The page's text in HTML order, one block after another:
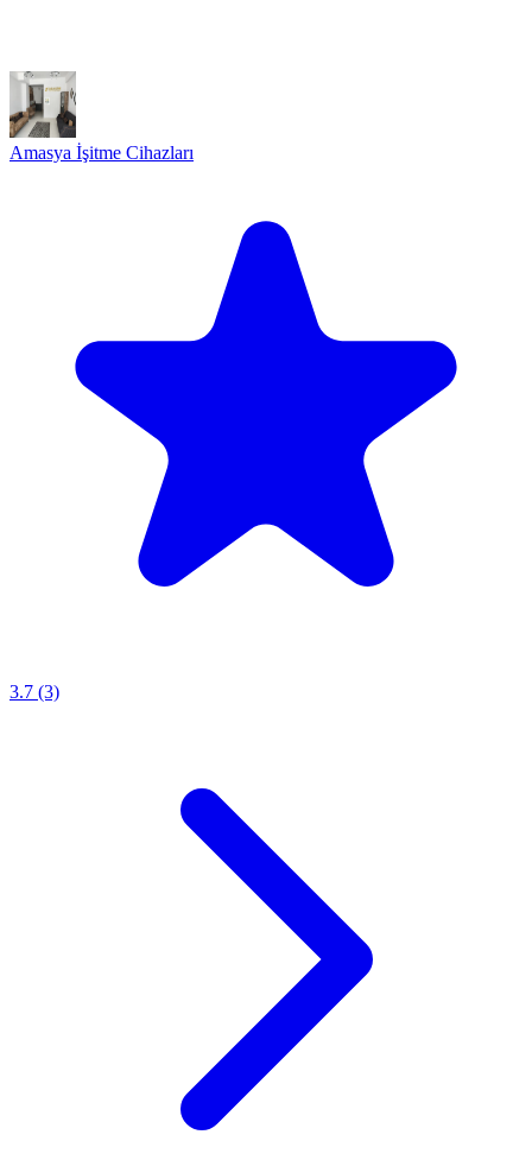
Amasya İşitme Cihazları
3.7 (3)